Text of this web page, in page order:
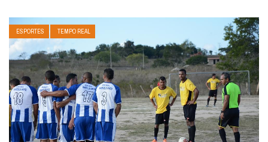
ESPORTES TEMPO REAL